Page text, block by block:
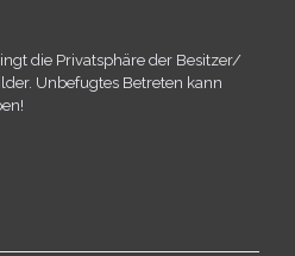
die Privatsphäre der Besitzer/​
Unbefugtes Betreten kann